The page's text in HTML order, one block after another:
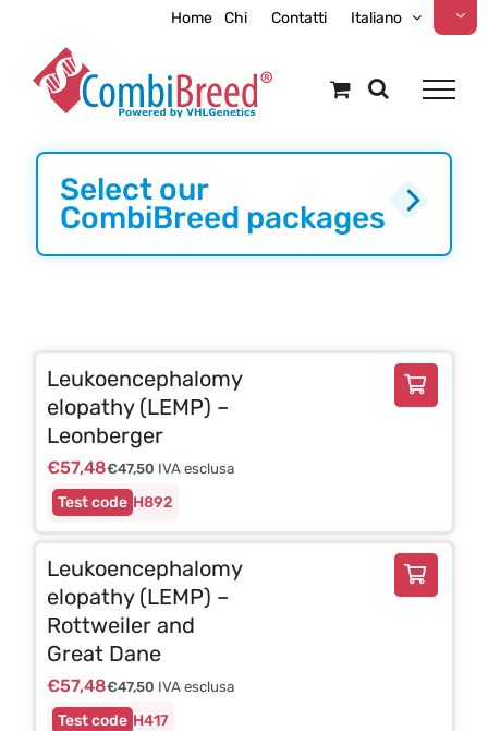
content
Home Chi Contatti Italiano
Select our
CombiBreed packages
H892
Leukoencephalomy
elopathy (LEMP) –
Leonberger
€57,48€47,50 IVA esclusa
H417
Leukoencephalomy
elopathy (LEMP) –
Rottweiler and
Great Dane
€57,48€47,50 IVA esclusa